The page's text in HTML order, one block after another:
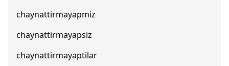
chaynattirmayapmiz
chaynattirmayapsiz
chaynattirmayaptilar